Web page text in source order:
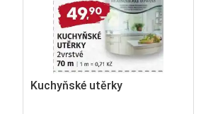
Kuchyňské utěrky